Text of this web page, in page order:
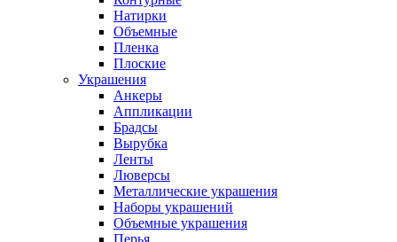
Натирки
Объемные
Пленка
Плоские
Украшения
Анкеры
Аппликации
Брадсы
Вырубка
Ленты
Люверсы
Металлические украшения
Наборы украшений
Объемные украшения
Перья